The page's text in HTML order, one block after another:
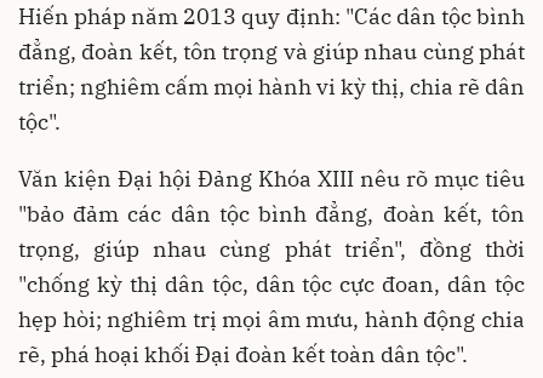
Hiến pháp năm 2013 quy định: "Các dân tộc bình
đẳng, đoàn kết, tôn trọng và giúp nhau cùng phát
triển; nghiêm cấm mọi hành vi kỳ thị, chia rẽ dân
tộc".
Văn kiện Đại hội Đảng Khóa XIII nêu rõ mục tiêu
"bảo đảm các dân tộc bình đẳng, đoàn kết, tôn
trọng, giúp nhau cùng phát triển", đồng thời
"chống kỳ thị dân tộc, dân tộc cực đoan, dân tộc
hẹp hòi; nghiêm trị mọi âm mưu, hành động chia
rẽ, phá hoại khối Đại đoàn kết toàn dân tộc".